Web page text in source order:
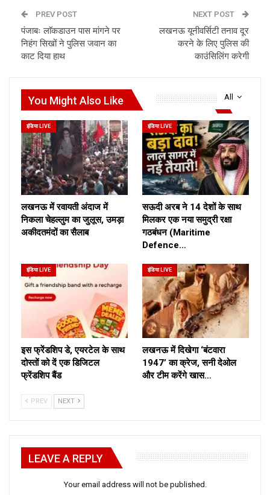
PREV POST
पंजाबः लाॅकडाउन पास मांगने पर
निहंग सिखों ने पुलिस जवान का
काट दिया हाथ
NEXT POST
लखनऊ यूनीवर्सिटी तनाव दूर
करने के लिए पुलिस की
काउंसिलिंग करेगी
All
You Might Also Like
इंडिया LIVE
लखनऊ में रवायती अंदाज में
निकला चेहल्लुम का जुलूस, उमड़ा
अकीदतमंदों का सैलाब
इंडिया LIVE
सऊदी अरब ने 14 देशों के साथ
मिलकर एक नया समुद्री रक्षा
गठबंधन (Maritime
Defence…
इंडिया LIVE
इस फ्रेंडशिप डे, एयरटेल के साथ
दोस्तों को दें एक डिजिटल
फ्रेंडशिप बैंड
इंडिया LIVE
लखनऊ में दिखेगा ‘बंटवारा
1947’ का क्रेज, सनी देओल
और टीम करेंगे खास…
PREV NEXT
LEAVE A REPLY
Your email address will not be published.